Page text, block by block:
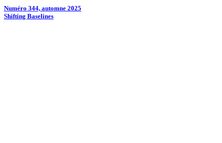
Numéro 344, automne 2025
Shifting Baselines